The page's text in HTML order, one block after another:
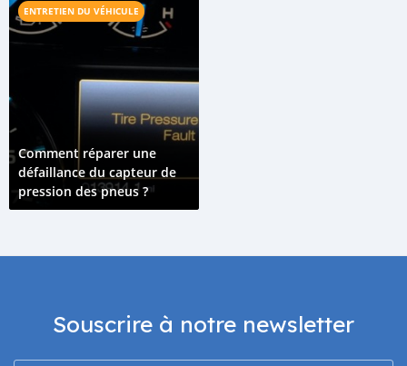
ENTRETIEN DU VÉHICULE
Comment réparer une
défaillance du capteur de
pression des pneus ?
Souscrire à notre newsletter